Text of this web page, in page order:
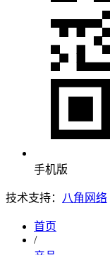
手机版
技术支持： 八角网络
首页
/